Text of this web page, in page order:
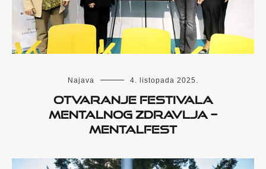
Najava 4. listopada 2025.
OTVARANJE FESTIVALA
MENTALNOG ZDRAVLJA –
MENTALFEST